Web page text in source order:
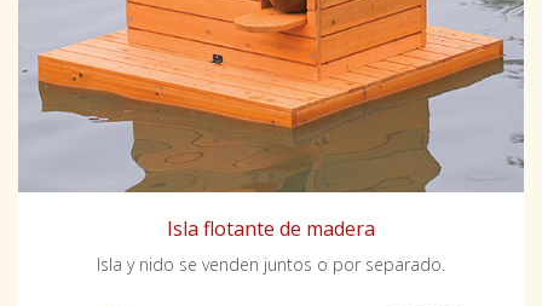
Isla flotante de madera
Isla y nido se venden juntos o por separado.